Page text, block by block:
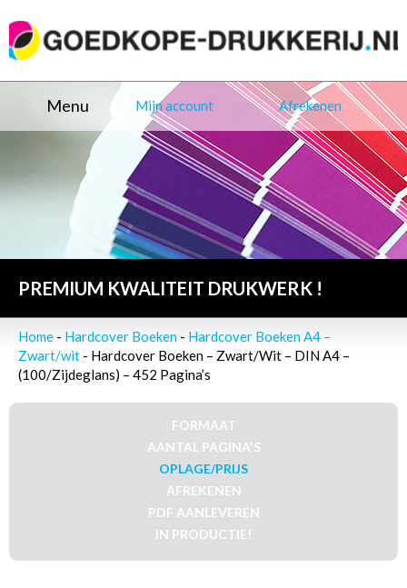
Menu Mijn account Afrekenen
PREMIUM KWALITEIT DRUKWERK !
Home - Hardcover Boeken - Hardcover Boeken A4 –
Zwart/wit - Hardcover Boeken – Zwart/Wit – DIN A4 –
(100/Zijdeglans) – 452 Pagina’s
FORMAAT
AANTAL PAGINA'S
OPLAGE/PRIJS
AFREKENEN
PDF AANLEVEREN
IN PRODUCTIE!